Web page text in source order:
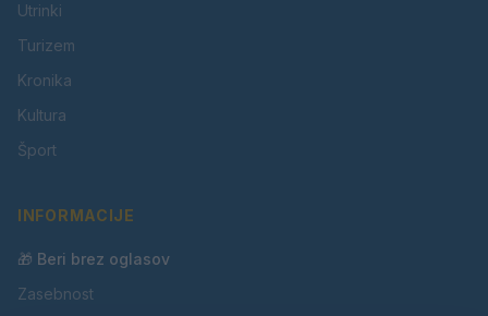
Utrinki
Turizem
Kronika
Kultura
Šport
INFORMACIJE
🎁 Beri brez oglasov
Zasebnost